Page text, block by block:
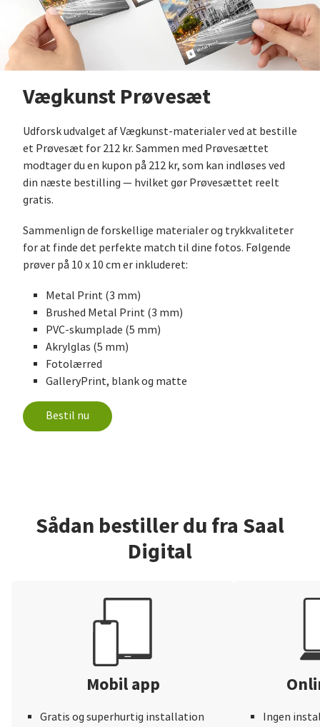
Vægkunst Prøvesæt
Udforsk udvalget af Vægkunst-materialer ved at bestille
et Prøvesæt for 212 kr. Sammen med Prøvesættet
modtager du en kupon på 212 kr, som kan indløses ved
din næste bestilling — hvilket gør Prøvesættet reelt
gratis.
Sammenlign de forskellige materialer og trykkvaliteter
for at finde det perfekte match til dine fotos. Følgende
prøver på 10 x 10 cm er inkluderet:
Metal Print (3 mm)
Brushed Metal Print (3 mm)
PVC-skumplade (5 mm)
Akrylglas (5 mm)
Fotolærred
GalleryPrint, blank og matte
Bestil nu
Sådan bestiller du fra Saal
Digital
Mobil app
Gratis og superhurtig installation
Ingen